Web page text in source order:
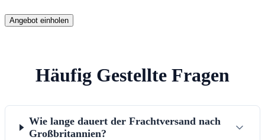
Angebot einholen
Häufig Gestellte Fragen
Wie lange dauert der Frachtversand nach
Großbritannien?